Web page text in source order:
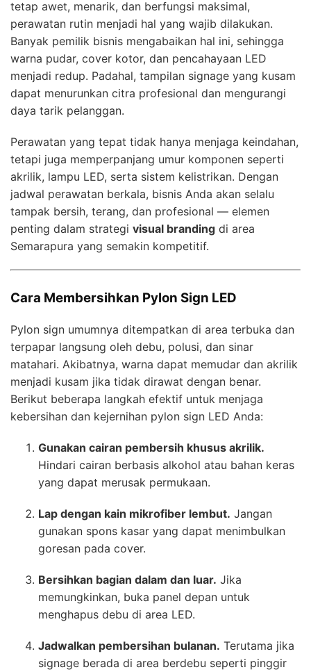
tetap awet, menarik, dan berfungsi maksimal,
perawatan rutin menjadi hal yang wajib dilakukan.
Banyak pemilik bisnis mengabaikan hal ini, sehingga
warna pudar, cover kotor, dan pencahayaan LED
menjadi redup. Padahal, tampilan signage yang kusam
dapat menurunkan citra profesional dan mengurangi
daya tarik pelanggan.
Perawatan yang tepat tidak hanya menjaga keindahan,
tetapi juga memperpanjang umur komponen seperti
akrilik, lampu LED, serta sistem kelistrikan. Dengan
jadwal perawatan berkala, bisnis Anda akan selalu
tampak bersih, terang, dan profesional — elemen
penting dalam strategi visual branding di area
Semarapura yang semakin kompetitif.
Cara Membersihkan Pylon Sign LED
Pylon sign umumnya ditempatkan di area terbuka dan
terpapar langsung oleh debu, polusi, dan sinar
matahari. Akibatnya, warna dapat memudar dan akrilik
menjadi kusam jika tidak dirawat dengan benar.
Berikut beberapa langkah efektif untuk menjaga
kebersihan dan kejernihan pylon sign LED Anda:
Gunakan cairan pembersih khusus akrilik.
Hindari cairan berbasis alkohol atau bahan keras
yang dapat merusak permukaan.
Lap dengan kain mikrofiber lembut. Jangan
gunakan spons kasar yang dapat menimbulkan
goresan pada cover.
Bersihkan bagian dalam dan luar. Jika
memungkinkan, buka panel depan untuk
menghapus debu di area LED.
Jadwalkan pembersihan bulanan. Terutama jika
signage berada di area berdebu seperti pinggir